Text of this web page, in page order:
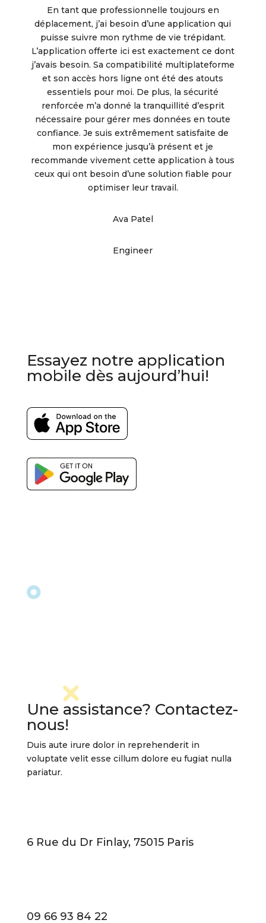
En tant que professionnelle toujours en
déplacement, j’ai besoin d’une application qui
puisse suivre mon rythme de vie trépidant.
L’application offerte ici est exactement ce dont
j’avais besoin. Sa compatibilité multiplateforme
et son accès hors ligne ont été des atouts
essentiels pour moi. De plus, la sécurité
renforcée m’a donné la tranquillité d’esprit
nécessaire pour gérer mes données en toute
confiance. Je suis extrêmement satisfaite de
mon expérience jusqu’à présent et je
recommande vivement cette application à tous
ceux qui ont besoin d’une solution fiable pour
optimiser leur travail.
Ava Patel
Engineer
Essayez notre application
mobile dès aujourd’hui!
Une assistance? Contactez-
nous!
Duis aute irure dolor in reprehenderit in
voluptate velit esse cillum dolore eu fugiat nulla
pariatur.
6 Rue du Dr Finlay, 75015 Paris
09 66 93 84 22